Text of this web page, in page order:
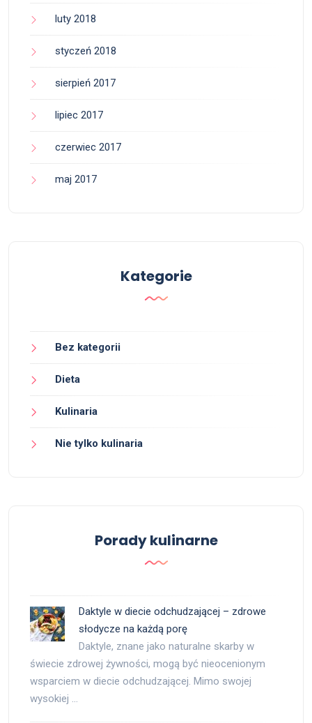
luty 2018
styczeń 2018
sierpień 2017
lipiec 2017
czerwiec 2017
maj 2017
Kategorie
Bez kategorii
Dieta
Kulinaria
Nie tylko kulinaria
Porady kulinarne
Daktyle w diecie odchudzającej – zdrowe
słodycze na każdą porę
Daktyle, znane jako naturalne skarby w
świecie zdrowej żywności, mogą być nieocenionym
wsparciem w diecie odchudzającej. Mimo swojej
wysokiej …